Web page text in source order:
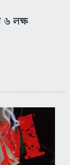
৬ লক্ষ